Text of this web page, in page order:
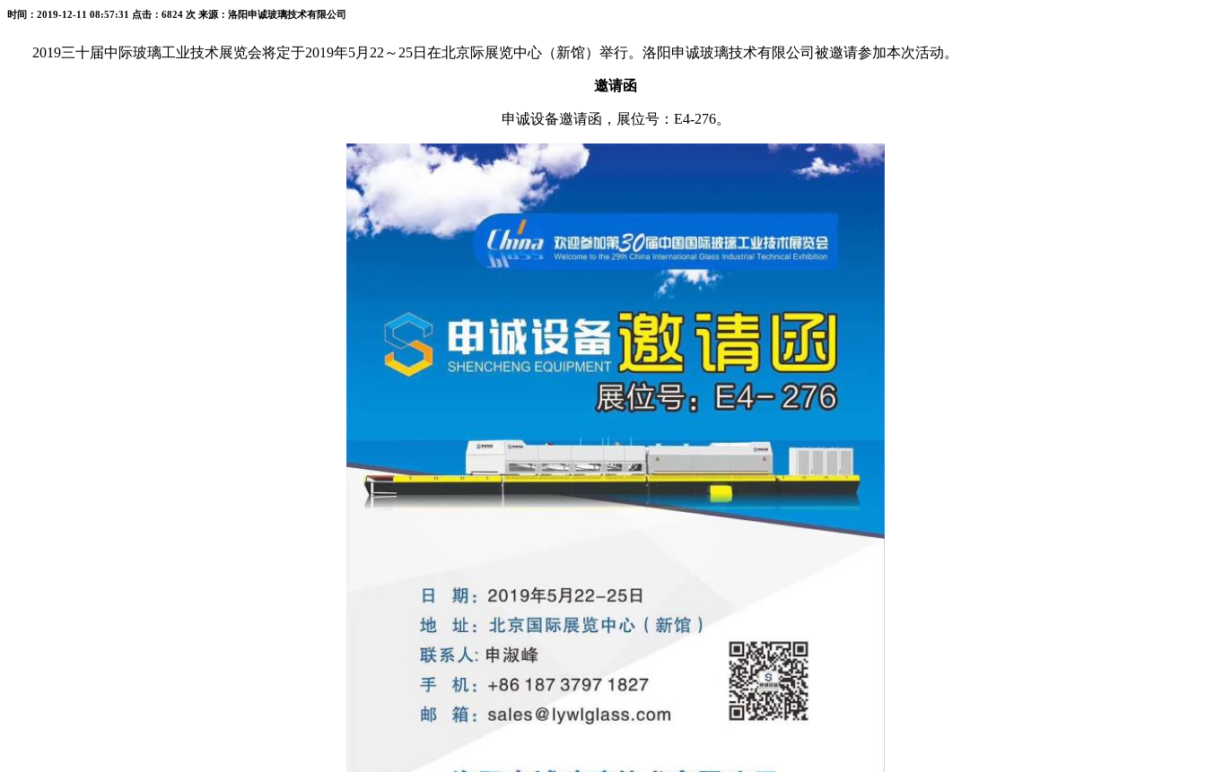
时间：2019-12-11 08:57:31 点击：6824 次 来源：洛阳申诚玻璃技术有限公司
2019三十届中际玻璃工业技术展览会将定于2019年5月 22 ～ 25日在北京际展览中心（新馆）举行。 洛阳申诚玻璃技术有限公司 被邀请参加本次活动。
邀请函
申诚设备邀请函，展位号： E4-276。